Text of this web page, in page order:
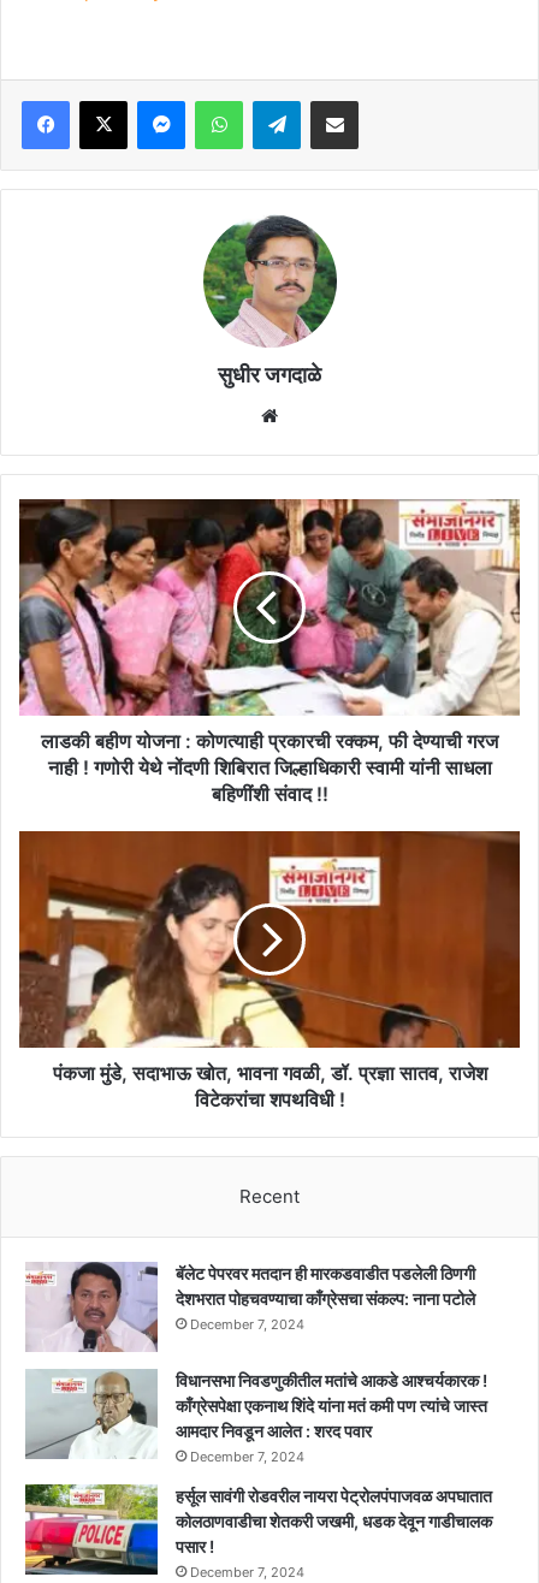
Facebook
X MessengerWhatsAppTelegramShare via Email
सुधीर जगदाळे
लाडकी
योजना
कोणत्याही
प्रकारची
रक्कम,
फी
देण्याची
गरज
शिबिरात
जिल्हाधिकारी
यांनी
साधला
बहिणींशी
संवाद
लाडकी बहीण योजना : कोणत्याही प्रकारची रक्कम, फी देण्याची गरज
नाही ! गणोरी येथे नोंदणी शिबिरात जिल्हाधिकारी स्वामी यांनी साधला
बहिणींशी संवाद !!
सदाभाऊ
खोत,
गवळी,
डॉ.
प्रज्ञा
सातव,
पंकजा मुंडे, सदाभाऊ खोत, भावना गवळी, डॉ. प्रज्ञा सातव, राजेश
विटेकरांचा शपथविधी !
Recent
बॅलेट पेपरवर मतदान ही मारकडवाडीत पडलेली ठिणगी
देशभरात पोहचवण्याचा काँग्रेसचा संकल्प: नाना पटोले
December 7, 2024
विधानसभा निवडणुकीतील मतांचे आकडे आश्चर्यकारक !
काँग्रेसपेक्षा एकनाथ शिंदे यांना मतं कमी पण त्यांचे जास्त
आमदार निवडून आलेत : शरद पवार
December 7, 2024
हर्सूल सावंगी रोडवरील नायरा पेट्रोलपंपाजवळ अपघातात
कोलठाणवाडीचा शेतकरी जखमी, धडक देवून गाडीचालक
पसार !
December 7, 2024